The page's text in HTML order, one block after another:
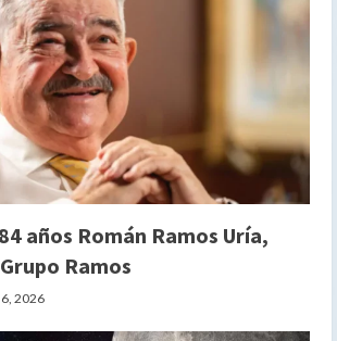
años Román Ramos Uría,
Ramos
2026